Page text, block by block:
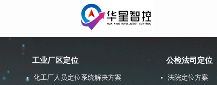
工业厂区定位
넷 化工厂人员定位系统解决方案
公检法司定位
넷 法院定位方案